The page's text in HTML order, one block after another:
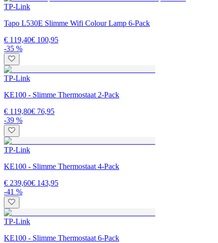
TP-Link
Tapo L530E Slimme Wifi Colour Lamp 6-Pack
€ 119,40€ 100,95
-35 %
TP-Link
KE100 - Slimme Thermostaat 2-Pack
€ 119,80€ 76,95
-39 %
TP-Link
KE100 - Slimme Thermostaat 4-Pack
€ 239,60€ 143,95
-41 %
TP-Link
KE100 - Slimme Thermostaat 6-Pack